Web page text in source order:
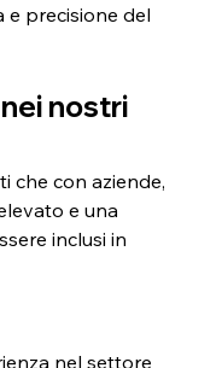
e precisione del
nostri
che con aziende,
e una
inclusi in